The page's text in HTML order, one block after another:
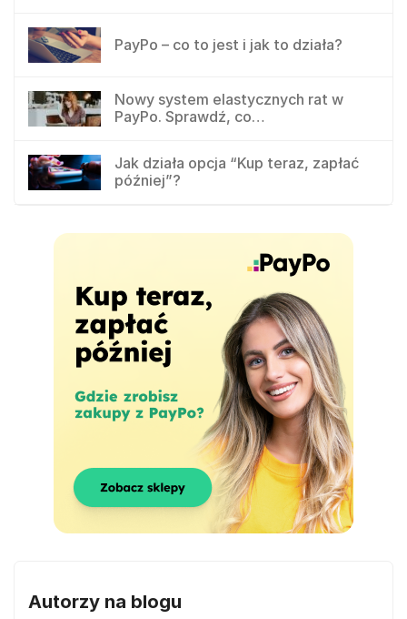
PayPo – co to jest i jak to działa?
Nowy system elastycznych rat w
PayPo. Sprawdź, co…
Jak działa opcja “Kup teraz, zapłać
później”?
Autorzy na blogu